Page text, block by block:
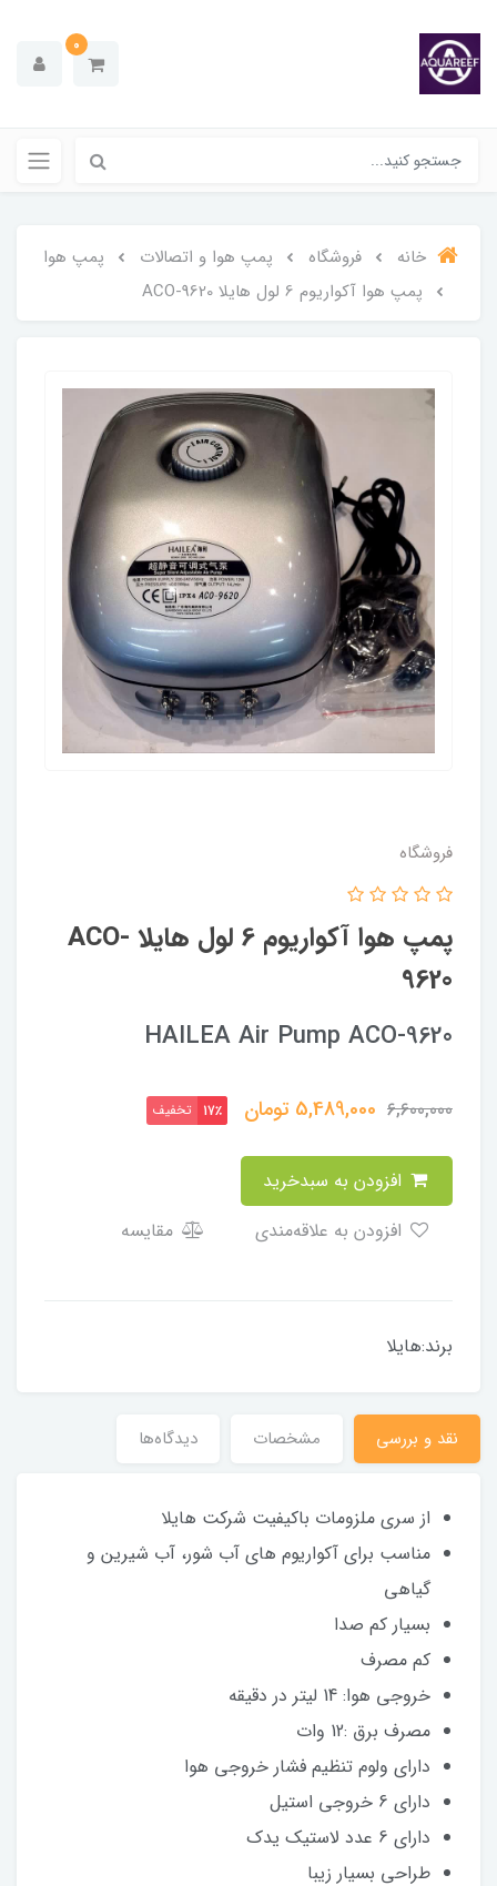
0
خانه فروشگاه پمپ هوا و اتصالات
پمپ هوا
پمپ هوا آکواریوم 6 لول هایلا ACO-9620
فروشگاه
پمپ هوا آکواریوم 6 لول هایلا ACO-
9620
HAILEA Air Pump ACO-9620
6,600,000
5,489,000 تومان 17٪ تخفیف
مقایسه
برند:هایلا
نقد و بررسی مشخصات دیدگاه‌ها
از سری ملزومات باکیفیت شرکت هایلا
مناسب برای آکواریوم های آب شور، آب شیرین و
گیاهی
بسیار کم صدا
کم مصرف
خروجی هوا: 14 لیتر در دقیقه
مصرف برق :12 وات
دارای ولوم تنظیم فشار خروجی هوا
دارای 6 خروجی استیل
دارای 6 عدد لاستیک یدک
طراحی بسیار زیبا